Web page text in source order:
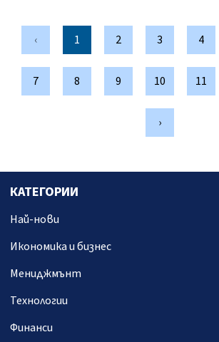
‹ 1 2 3 4
7 8 9 10 11
›
КАТЕГОРИИ
Най-нови
Икономика и бизнес
Мениджмънт
Технологии
Финанси